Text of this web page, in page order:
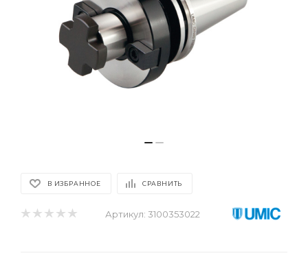
В ИЗБРАННОЕ СРАВНИТЬ
Артикул: 3100353022